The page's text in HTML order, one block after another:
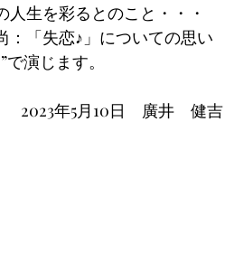
生を彩るとのこと・・・
：「失恋♪」についての思い
演じます。
2023年5月10日　廣井　健吉